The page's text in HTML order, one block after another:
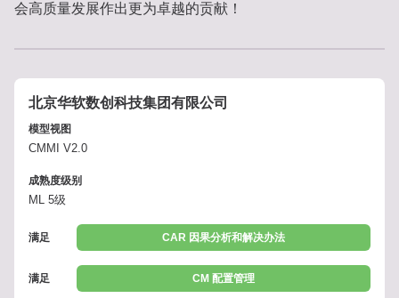
会高质量发展作出更为卓越的贡献！
北京华软数创科技集团有限公司
模型视图
CMMI V2.0
成熟度级别
ML 5级
满足 CAR 因果分析和解决办法
满足 CM 配置管理